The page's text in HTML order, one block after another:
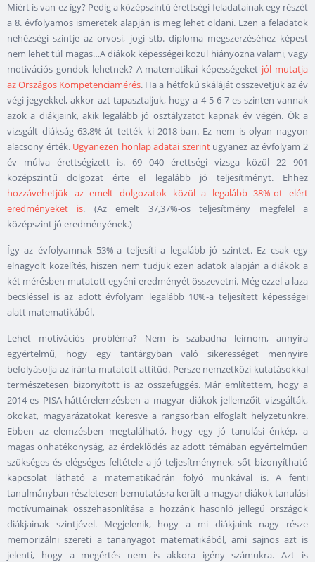
Miért is van ez így? Pedig a középszintű érettségi feladatainak egy részét
a 8. évfolyamos ismeretek alapján is meg lehet oldani. Ezen a feladatok
nehézségi szintje az orvosi, jogi stb. diploma megszerzéséhez képest
nem lehet túl magas…A diákok képességei közül hiányozna valami, vagy
motivációs gondok lehetnek? A matematikai képességeket jól mutatja
az Országos Kompetenciamérés. Ha a hétfokú skáláját összevetjük az év
végi jegyekkel, akkor azt tapasztaljuk, hogy a 4-5-6-7-es szinten vannak
azok a diákjaink, akik legalább jó osztályzatot kapnak év végén. Ők a
vizsgált diákság 63,8%-át tették ki 2018-ban. Ez nem is olyan nagyon
alacsony érték. Ugyanezen honlap adatai szerintugyanez az évfolyam 2
év múlva érettségizett is. 69 040 érettségi vizsga közül 22 901
középszintű dolgozat érte el legalább jó teljesítményt. Ehhez
hozzávehetjük az emelt dolgozatok közül a legalább 38%-ot elért
eredményeket is. (Az emelt 37,37%-os teljesítmény megfelel a
középszint jó eredményének.)
Így az évfolyamnak 53%-a teljesíti a legalább jó szintet. Ez csak egy
elnagyolt közelítés, hiszen nem tudjuk ezen adatok alapján a diákok a
két mérésben mutatott egyéni eredményét összevetni. Még ezzel a laza
becsléssel is az adott évfolyam legalább 10%-a teljesített képességei
alatt matematikából.
Lehet motivációs probléma? Nem is szabadna leírnom, annyira
egyértelmű, hogy egy tantárgyban való sikerességet mennyire
befolyásolja az iránta mutatott attitűd. Persze nemzetközi kutatásokkal
természetesen bizonyított is az összefüggés. Már említettem, hogy a
2014-es PISA-háttérelemzésben a magyar diákok jellemzőit vizsgálták,
okokat, magyarázatokat keresve a rangsorban elfoglalt helyzetünkre.
Ebben az elemzésben megtalálható, hogy egy jó tanulási énkép, a
magas önhatékonyság, az érdeklődés az adott témában egyértelműen
szükséges és elégséges feltétele a jó teljesítménynek, sőt bizonyítható
kapcsolat látható a matematikaórán folyó munkával is. A fenti
tanulmányban részletesen bemutatásra került a magyar diákok tanulási
motívumainak összehasonlítása a hozzánk hasonló jellegű országok
diákjainak szintjével. Megjelenik, hogy a mi diákjaink nagy része
memorizálni szereti a tananyagot matematikából, ami sajnos azt is
jelenti, hogy a megértés nem is akkora igény számukra. Azt is